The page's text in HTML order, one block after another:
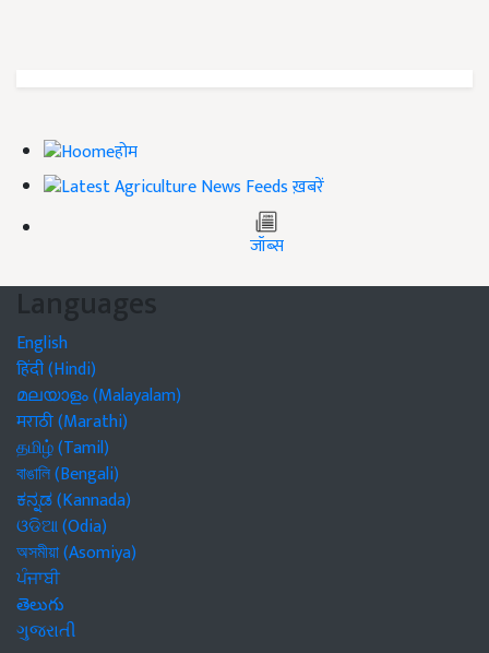
होम
ख़बरें
जॉब्स
Languages
English
हिंदी (Hindi)
മലയാളം (Malayalam)
मराठी (Marathi)
தமிழ் (Tamil)
বাঙালি (Bengali)
ಕನ್ನಡ (Kannada)
ଓଡିଆ (Odia)
অসমীয়া (Asomiya)
ਪੰਜਾਬੀ
తెలుగు
ગુજરાતી